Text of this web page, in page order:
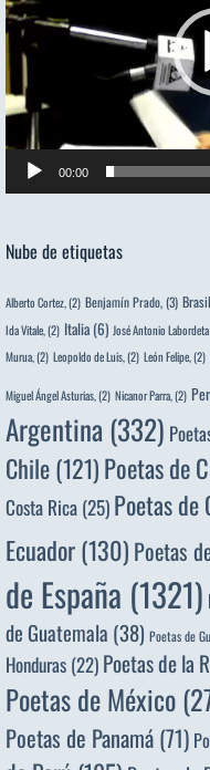
00:00
Nube de etiquetas
Alberto Cortez, (2) Benjamín Prado,(3) Brasil
Ida Vitale, (2) Italia (6) José Antonio Labordeta
Murua, (2) Leopoldo de Luis, (2) León Felipe, (2)
Miguel Ángel Asturias, (2) Nicanor Parra, (2)
Argentina (332)
Chile(121)Poetas de
Costa Rica(25)Poetas de
Ecuador(130) Poetas
de España (1321)
de Guatemala (38) Poetas de
Honduras (22) Poetas de la
Poetas de México
Poetas de Panamá (71)